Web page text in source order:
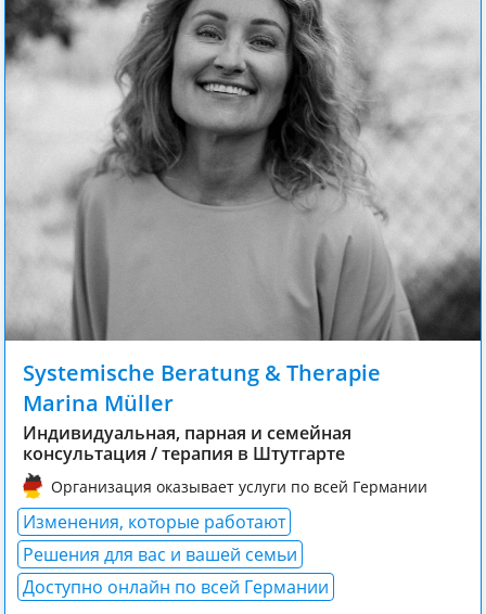
Systemische Beratung & Therapie
Marina Müller
Индивидуальная, парная и семейная
консультация / терапия в Штутгарте
Организация оказывает услуги по всей Германии
Изменения, которые работают
Решения для вас и вашей семьи
Доступно онлайн по всей Германии